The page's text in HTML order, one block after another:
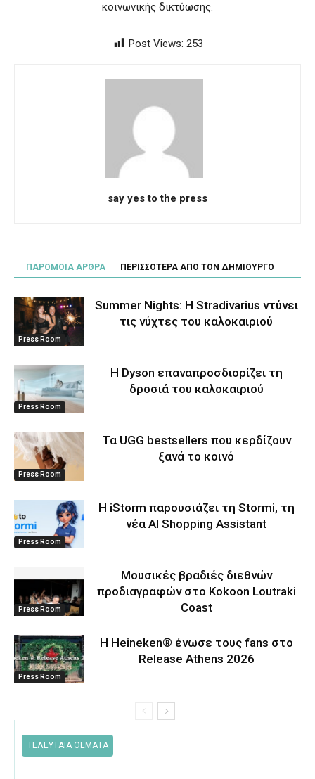
κοινωνικής δικτύωσης.
Post Views: 253
say yes to the press
ΠΑΡΟΜΟΙΑ ΑΡΘΡΑ ΠΕΡΙΣΣΟΤΕΡΑ ΑΠΟ ΤΟΝ ΔΗΜΙΟΥΡΓΟ
Press Room
Summer Nights: Η Stradivarius ντύνει
τις νύχτες του καλοκαιριού
Press Room
Η Dyson επαναπροσδιορίζει τη
δροσιά του καλοκαιριού
Press Room
Τα UGG bestsellers που κερδίζουν
ξανά το κοινό
Press Room
Η iStorm παρουσιάζει τη Stormi, τη
νέα AI Shopping Assistant
Press Room
Μουσικές βραδιές διεθνών
προδιαγραφών στο Kokoon Loutraki
Coast
Press Room
Η Heineken® ένωσε τους fans στο
Release Athens 2026
ΤΕΛΕΥΤΑΙΑ ΘΕΜΑΤΑ